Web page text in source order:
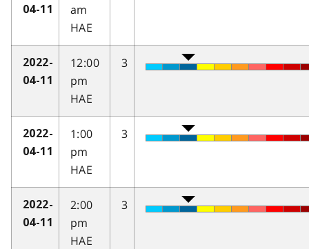
04-11
am
HAE
2022-
04-11
12:00
pm
HAE
3
2022-
04-11
1:00
pm
HAE
3
2022-
04-11
2:00
pm
HAE
3